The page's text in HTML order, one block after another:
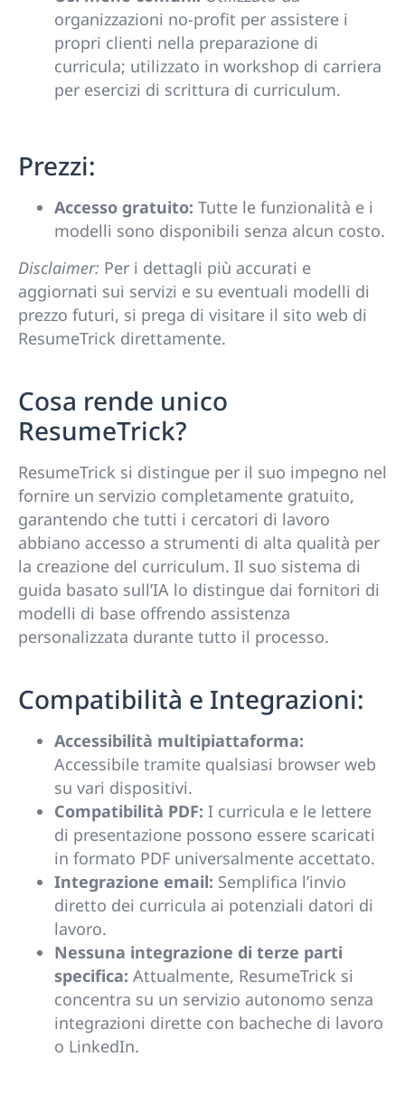
organizzazioni no-profit per assistere i
propri clienti nella preparazione di
curricula; utilizzato in workshop di carriera
per esercizi di scrittura di curriculum.
Prezzi:
Accesso gratuito: Tutte le funzionalità e i
modelli sono disponibili senza alcun costo.
Disclaimer: Per i dettagli più accurati e
aggiornati sui servizi e su eventuali modelli di
prezzo futuri, si prega di visitare il sito web di
ResumeTrick direttamente.
Cosa rende unico
ResumeTrick?
ResumeTrick si distingue per il suo impegno nel
fornire un servizio completamente gratuito,
garantendo che tutti i cercatori di lavoro
abbiano accesso a strumenti di alta qualità per
la creazione del curriculum. Il suo sistema di
guida basato sull’IA lo distingue dai fornitori di
modelli di base offrendo assistenza
personalizzata durante tutto il processo.
Compatibilità e Integrazioni:
Accessibilità multipiattaforma:
Accessibile tramite qualsiasi browser web
su vari dispositivi.
Compatibilità PDF: I curricula e le lettere
di presentazione possono essere scaricati
in formato PDF universalmente accettato.
Integrazione email: Semplifica l’invio
diretto dei curricula ai potenziali datori di
lavoro.
Nessuna integrazione di terze parti
specifica: Attualmente, ResumeTrick si
concentra su un servizio autonomo senza
integrazioni dirette con bacheche di lavoro
o LinkedIn.